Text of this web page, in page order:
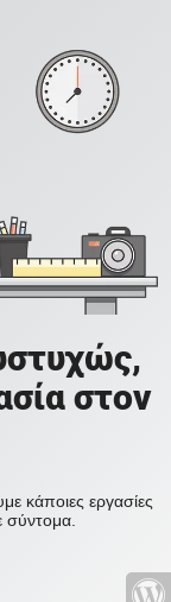
στον
κάποιες εργασίες
σύντομα.